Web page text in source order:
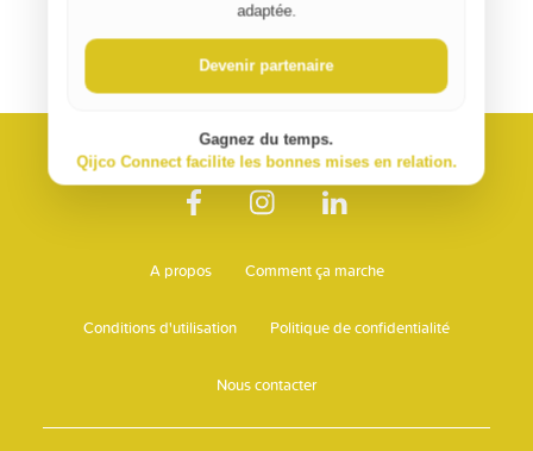
A propos Comment ça marche
Conditions d'utilisation Politique de confidentialité
Nous contacter
adaptée.
Devenir partenaire
Gagnez du temps.
Qijco Connect facilite les bonnes mises en relation.